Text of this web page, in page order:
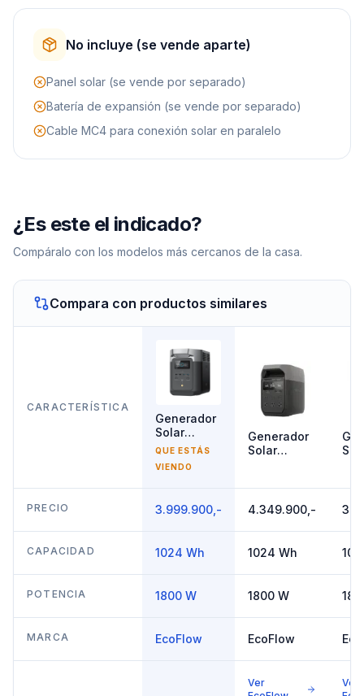
No incluye (se vende aparte)
Panel solar (se vende por separado)
Batería de expansión (se vende por separado)
Cable MC4 para conexión solar en paralelo
¿Es este el indicado?
Compáralo con los modelos más cercanos de la casa.
Compara con productos similares
CARACTERÍSTICA
Generador
Solar
1800W
DELTA 2
QUE ESTÁS
VIENDO
Generador
Solar
DELTA 3
PRECIO 3.999.900,- 4.349.900,-
CAPACIDAD 1024 Wh 1024 Wh
POTENCIA 1800 W 1800 W
MARCA EcoFlow EcoFlow
Ver
Ver